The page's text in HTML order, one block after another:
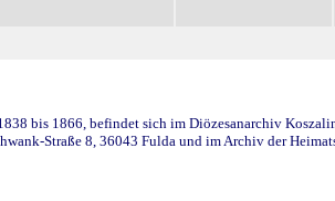
bis 1866, befindet sich im Diözesanarchiv
Straße 8, 36043 Fulda und im Archiv der